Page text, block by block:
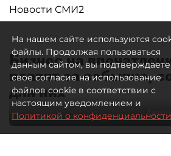
Новости СМИ2
Бизнес на
платят за событие,
для них
Автор
На нашем сайте используются
файлы. Продолжая пользоваться
данным сайтом, вы подтверждаете
свое согласие на использование
файлов cookie в соответствии с
настоящим уведомлением и
Политикой о